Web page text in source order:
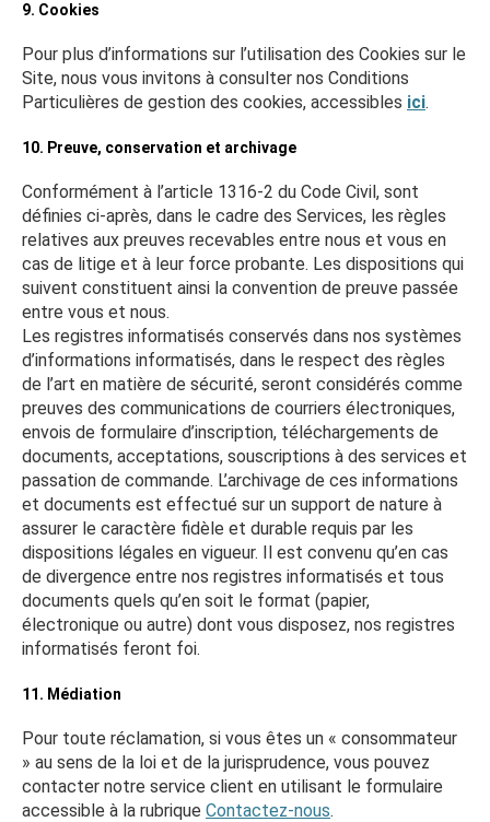
9. Cookies
Pour plus d’informations sur l’utilisation des Cookies sur le
Site, nous vous invitons à consulter nos Conditions
Particulières de gestion des cookies, accessibles ici.
10. Preuve, conservation et archivage
Conformément à l’article 1316-2 du Code Civil, sont
définies ci-après, dans le cadre des Services, les règles
relatives aux preuves recevables entre nous et vous en
cas de litige et à leur force probante. Les dispositions qui
suivent constituent ainsi la convention de preuve passée
entre vous et nous.
Les registres informatisés conservés dans nos systèmes
d’informations informatisés, dans le respect des règles
de l’art en matière de sécurité, seront considérés comme
preuves des communications de courriers électroniques,
envois de formulaire d’inscription, téléchargements de
documents, acceptations, souscriptions à des services et
passation de commande. L’archivage de ces informations
et documents est effectué sur un support de nature à
assurer le caractère fidèle et durable requis par les
dispositions légales en vigueur. Il est convenu qu’en cas
de divergence entre nos registres informatisés et tous
documents quels qu’en soit le format (papier,
électronique ou autre) dont vous disposez, nos registres
informatisés feront foi.
11. Médiation
Pour toute réclamation, si vous êtes un « consommateur
» au sens de la loi et de la jurisprudence, vous pouvez
contacter notre service client en utilisant le formulaire
accessible à la rubrique Contactez-nous.